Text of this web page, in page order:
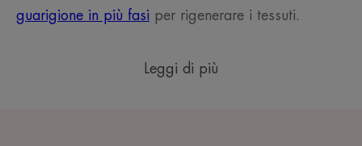
guarigione in più fasi per rigenerare i tessuti.
Leggi di più